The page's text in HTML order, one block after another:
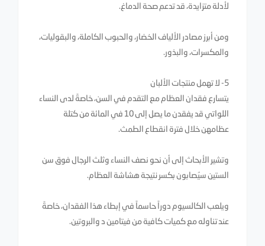
لأدلة متزايدة، قد تدعم صحة الدماغ.
ومن أبرز مصادر الألياف الخضار، والحبوب الكاملة، والبقوليات،
والمكسرات، والبذور.
5- لا تهمل منتجات الألبان
يتسارع فقدان العظام مع التقدم في السن، خاصةً لدى النساء
اللواتي قد يفقدن ما يصل إلى 10 في المائة من كتلة
عظامهن خلال فترة انقطاع الطمث.
وتشير الأبحاث إلى أن نحو نصف النساء وثلث الرجال فوق سن
الستين سيُصابون بكسر نتيجة هشاشة العظام.
ويلعب الكالسيوم دوراً حاسماً في إبطاء هذا الفقدان، خاصةً
عند تناوله مع كميات كافية من فيتامين د والبروتين.